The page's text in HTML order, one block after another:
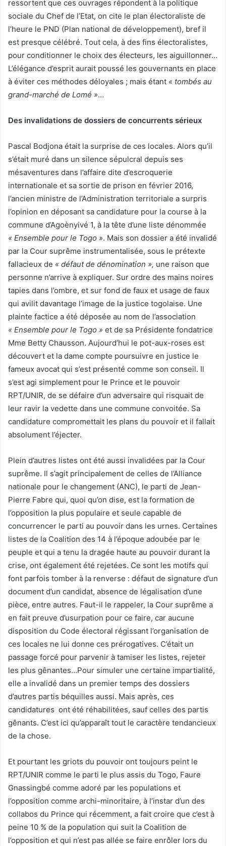
ressortent que ces ouvrages répondent à la politique
sociale du Chef de l’Etat, on cite le plan électoraliste de
l’heure le PND (Plan national de développement), bref il
est presque célébré. Tout cela, à des fins électoralistes,
pour conditionner le choix des électeurs, les aiguillonner…
L’élégance d’esprit aurait poussé les gouvernants en place
à éviter ces méthodes déloyales ; mais étant « tombés au
grand-marché de Lomé »…
Des invalidations de dossiers de concurrents sérieux
Pascal Bodjona était la surprise de ces locales. Alors qu’il
s’était muré dans un silence sépulcral depuis ses
mésaventures dans l’affaire dite d’escroquerie
internationale et sa sortie de prison en février 2016,
l’ancien ministre de l’Administration territoriale a surpris
l’opinion en déposant sa candidature pour la course à la
commune d’Agoènyivé 1, à la tête d’une liste dénommée
« Ensemble pour le Togo ». Mais son dossier a été invalidé
par la Cour suprême instrumentalisée, sous le prétexte
fallacieux de « défaut de dénomination », une raison que
personne n’arrive à expliquer. Sur ordre des mains noires
tapies dans l’ombre, et sur fond de faux et usage de faux
qui avilit davantage l’image de la justice togolaise. Une
plainte factice a été déposée au nom de l’association
« Ensemble pour le Togo » et de sa Présidente fondatrice
Mme Betty Chausson. Aujourd’hui le pot-aux-roses est
découvert et la dame compte poursuivre en justice le
fameux avocat qui s’est présenté comme son conseil. Il
s’est agi simplement pour le Prince et le pouvoir
RPT/UNIR, de se défaire d’un adversaire qui risquait de
leur ravir la vedette dans une commune convoitée. Sa
candidature compromettait les plans du pouvoir et il fallait
absolument l’éjecter.
Plein d’autres listes ont été aussi invalidées par la Cour
suprême. Il s’agit principalement de celles de l’Alliance
nationale pour le changement (ANC), le parti de Jean-
Pierre Fabre qui, quoi qu’on dise, est la formation de
l’opposition la plus populaire et seule capable de
concurrencer le parti au pouvoir dans les urnes. Certaines
listes de la Coalition des 14 à l’époque adoubée par le
peuple et qui a tenu la dragée haute au pouvoir durant la
crise, ont également été rejetées. Ce sont les motifs qui
font parfois tomber à la renverse : défaut de signature d’un
document d’un candidat, absence de légalisation d’une
pièce, entre autres. Faut-il le rappeler, la Cour suprême a
en fait preuve d’usurpation pour ce faire, car aucune
disposition du Code électoral régissant l’organisation de
ces locales ne lui donne ces prérogatives. C’était un
passage forcé pour parvenir à tamiser les listes, rejeter
les plus gênantes…Pour simuler une certaine impartialité,
elle a invalidé dans un premier temps des dossiers
d’autres partis béquilles aussi. Mais après, ces
candidatures ont été réhabilitées, sauf celles des partis
gênants. C’est ici qu’apparaît tout le caractère tendancieux
de la chose.
Et pourtant les griots du pouvoir ont toujours peint le
RPT/UNIR comme le parti le plus assis du Togo, Faure
Gnassingbé comme adoré par les populations et
l’opposition comme archi-minoritaire, à l’instar d’un des
collabos du Prince qui récemment, a fait croire que c’est à
peine 10 % de la population qui suit la Coalition de
l’opposition et qui n’est pas allée se faire enrôler lors du